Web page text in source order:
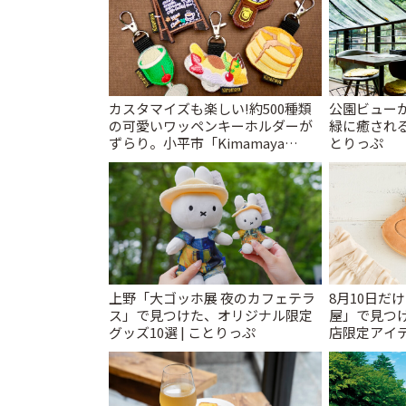
カスタマイズも楽しい!約500種類
の可愛いワッペンキーホルダーが
ずらり。小平市「Kimamaya
T&K」 | ことりっぷ
公園ビュー
緑に癒され
とりっぷ
上野「大ゴッホ展 夜のカフェテラ
ス」で見つけた、オリジナル限定
グッズ10選 | ことりっぷ
8月10日だ
屋」で見つ
店限定アイ